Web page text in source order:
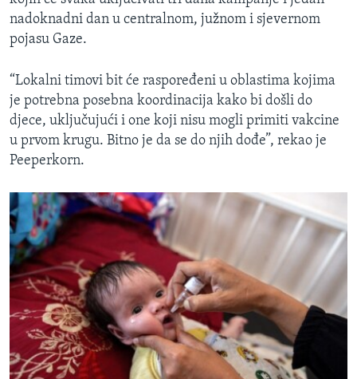
nadoknadni dan u centralnom, južnom i sjevernom
pojasu Gaze.
“Lokalni timovi bit će raspoređeni u oblastima kojima
je potrebna posebna koordinacija kako bi došli do
djece, uključujući i one koji nisu mogli primiti vakcine
u prvom krugu. Bitno je da se do njih dođe”, rekao je
Peeperkorn.